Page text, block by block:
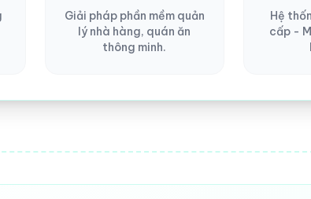
Giải pháp phần mềm quản
lý nhà hàng, quán ăn
thông minh.
Hệ
cấp -